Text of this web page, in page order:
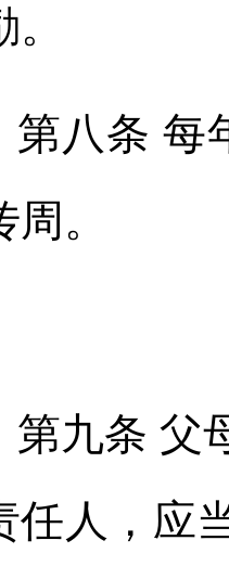
第八条 每
周。
第九条 父
任人，应